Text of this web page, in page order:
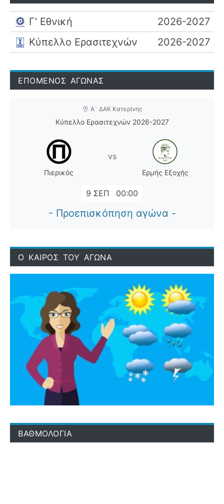
Γ' Εθνική
2026-2027
Κύπελλο Ερασιτεχνών
2026-2027
ΕΠΟΜΕΝΟΣ ΑΓΩΝΑΣ
Α` ΔΑΚ Κατερίνης
Κύπελλο Ερασιτεχνών 2026-2027
Πιερικός
vs
Ερμής Εξοχής
9 ΣΕΠ 00:00
- Προεπισκόπηση αγώνα -
Ο ΚΑΙΡΟΣ ΤΟΥ ΑΓΩΝΑ
ΒΑΘΜΟΛΟΓΙΑ